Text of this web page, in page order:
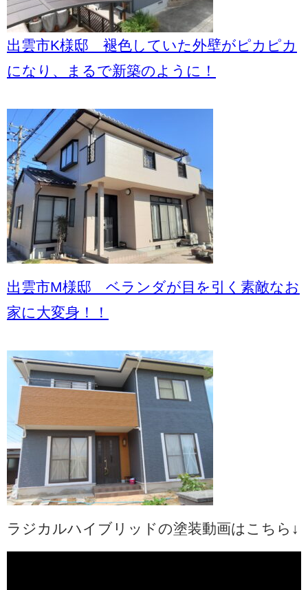
出雲市K様邸 褪色していた外壁がピカピカ
になり、まるで新築のように！
出雲市M様邸 ベランダが目を引く素敵なお
家に大変身！！
ラジカルハイブリッドの塗装動画はこちら↓